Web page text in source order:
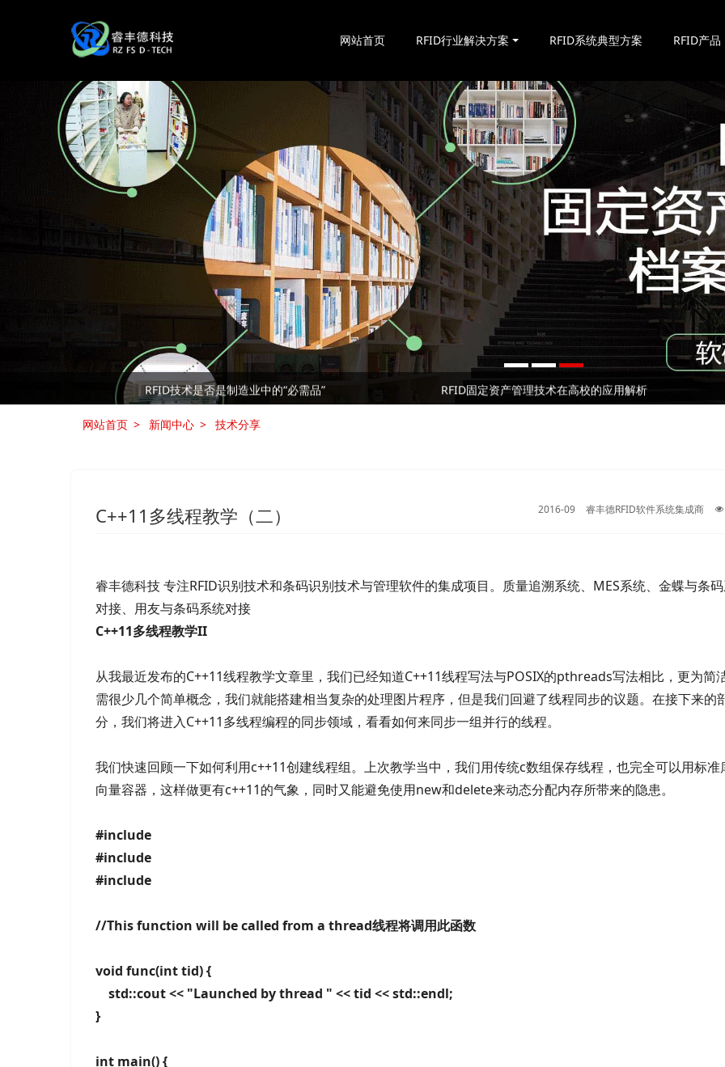
网站首页 RFID行业解决方案 RFID系统典型方案 RFID产品
RFID技术是否是制造业中的“必需品”
RFID固定资产管理技术在高校的应用解析
RFID资产管理系统实现全方位资产管控进行实时动态管理
RFID技术是否是制造业中的“必需品”
RFID固定资产管理技术在高校的应用解析
网站首页
新闻中心 技术分享
C++11多线程教学（二） 2016-09 睿丰德RFID软件系统集成商
睿丰德科技 专注RFID识别技术和条码识别技术与管理软件的集成项目。质量追溯系统、MES系统、金蝶与条
对接、用友与条码系统对接
C++11多线程教学II
从我最近发布的C++11线程教学文章里，我们已经知道C++11线程写法与POSIX的pthreads写法相比，更为简
需很少几个简单概念，我们就能搭建相当复杂的处理图片程序，但是我们回避了线程同步的议题。在接下来的
分，我们将进入C++11多线程编程的同步领域，看看如何来同步一组并行的线程。
我们快速回顾一下如何利用c++11创建线程组。上次教学当中，我们用传统c数组保存线程，也完全可以用标准
向量容器，这样做更有c++11的气象，同时又能避免使用new和delete来动态分配内存所带来的隐患。
#include
#include
#include
//This function will be called from a thread线程将调用此函数
void func(int tid) {
std::cout << "Launched by thread " << tid << std::endl;
}
int main() {